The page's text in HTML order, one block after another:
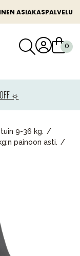
ASIAKASPALVELU
☼
9-36 kg.
painoon asti.